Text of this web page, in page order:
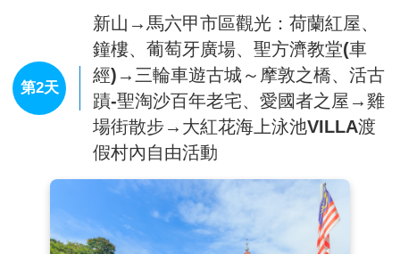
1940，今天就讓當地導遊帶您穿梭巷弄走訪，造訪本地人
都熱愛的人氣名店，最後來杯冰涼冷飲，在熱帶的國度絕對
是消暑必備！
【魚尾獅公園】是新加坡面積最小的公園，有1條露天台，
方便遊客可走上魚尾獅前面拍照。魚尾獅是一種虛構的魚身
獅頭的動物，於1964年設計出來，並於2年後被新旅局採用
的巴黎鐵塔或美國的自由女神像。
【金沙娛樂城】、【濱海灣花園（超級樹）】
外觀時尚又夢
幻，濱海灣花園被譽為新加坡最優美的城市園林傑作。佔地
第2天
新山→馬六甲市區觀光：荷蘭紅屋、
鐘樓、葡萄牙廣場、聖方濟教堂(車
經)→三輪車遊古城～摩敦之橋、活古
蹟-聖淘沙百年老宅、愛國者之屋→雞
場街散步→大紅花海上泳池VILLA渡
假村內自由活動